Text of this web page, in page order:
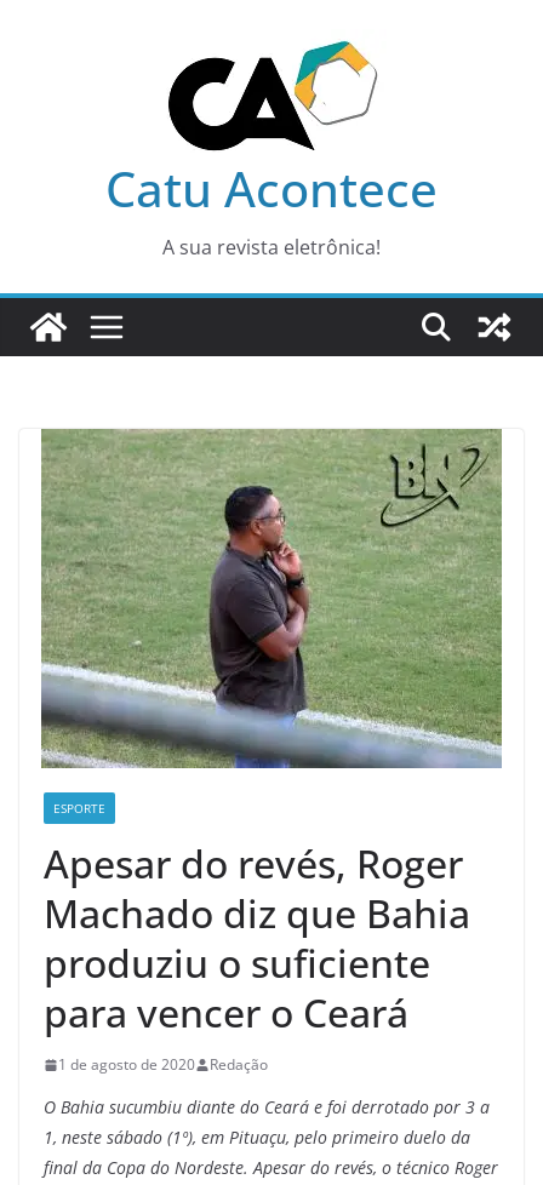
Catu Acontece
A sua revista eletrônica!
ESPORTE
Apesar do revés, Roger
Machado diz que Bahia
produziu o suficiente
para vencer o Ceará
1 de agosto de 2020 Redação
O Bahia sucumbiu diante do Ceará e foi derrotado por 3 a
1, neste sábado (1º), em Pituaçu, pelo primeiro duelo da
final da Copa do Nordeste. Apesar do revés, o técnico Roger